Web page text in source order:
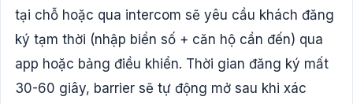
tại chỗ hoặc qua intercom sẽ yêu cầu khách đăng
ký tạm thời (nhập biển số + căn hộ cần đến) qua
app hoặc bảng điều khiển. Thời gian đăng ký mất
30-60 giây, barrier sẽ tự động mở sau khi xác